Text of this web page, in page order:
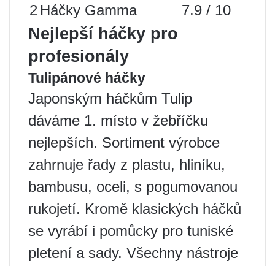
2 Háčky Gamma 7.9 / 10
Nejlepší háčky pro
profesionály
Tulipánové háčky
Japonským háčkům Tulip
dáváme 1. místo v žebříčku
nejlepších. Sortiment výrobce
zahrnuje řady z plastu, hliníku,
bambusu, oceli, s pogumovanou
rukojetí. Kromě klasických háčků
se vyrábí i pomůcky pro tuniské
pletení a sady. Všechny nástroje